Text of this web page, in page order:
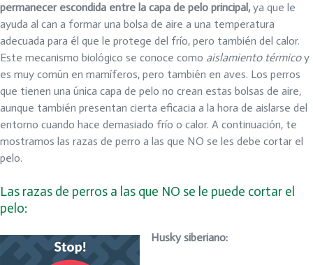
permanecer escondida entre la capa de pelo principal, ya que le
ayuda al can a formar una bolsa de aire a una temperatura
adecuada para él que le protege del frío, pero también del calor.
Este mecanismo biológico se conoce como aislamiento térmicoy
es muy común en mamíferos, pero también en aves. Los perros
que tienen una única capa de pelo no crean estas bolsas de aire,
aunque también presentan cierta eficacia a la hora de aislarse del
entorno cuando hace demasiado frío o calor. A continuación, te
mostramos las razas de perro a las que NO se les debe cortar el
pelo.
Las razas de perros a las que NO se le puede cortar el
pelo:
Husky siberiano: